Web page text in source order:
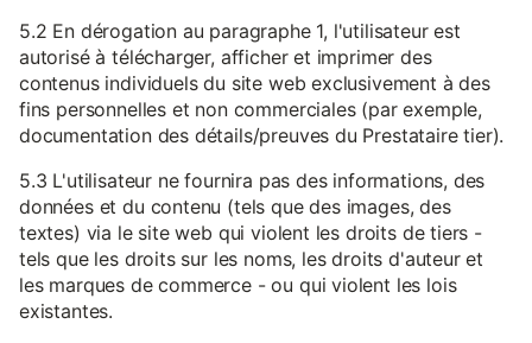
5.2 En dérogation au paragraphe 1, l'utilisateur est
autorisé à télécharger, afficher et imprimer des
contenus individuels du site web exclusivement à des
fins personnelles et non commerciales (par exemple,
documentation des détails/preuves du Prestataire tier).
5.3 L'utilisateur ne fournira pas des informations, des
données et du contenu (tels que des images, des
textes) via le site web qui violent les droits de tiers -
tels que les droits sur les noms, les droits d'auteur et
les marques de commerce - ou qui violent les lois
existantes.